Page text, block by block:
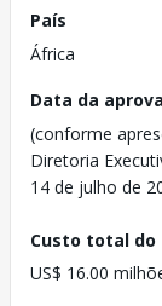
País
África
Data da
(conforme
Diretoria
14 de julho de
Custo total do
US$ 16.00